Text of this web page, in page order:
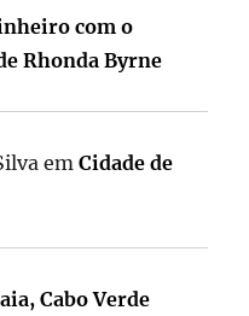
com o
Rhonda Byrne
emCidade de
Cabo Verde